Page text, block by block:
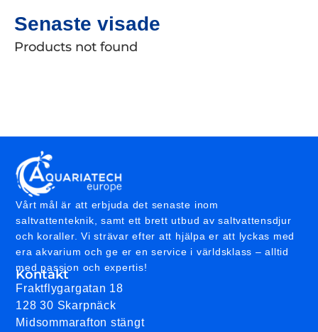
Senaste visade
Products not found
Vårt mål är att erbjuda det senaste inom
saltvattenteknik, samt ett brett utbud av saltvattensdjur
och koraller. Vi strävar efter att hjälpa er att lyckas med
era akvarium och ge er en service i världsklass – alltid
med passion och expertis!
Kontakt
Fraktflygargatan 18
128 30 Skarpnäck
Midsommarafton stängt